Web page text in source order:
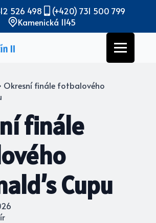
526 498
(+420) 731 500 799
Kamenická 1145
Okresní finále fotbalového
finále
Cupu